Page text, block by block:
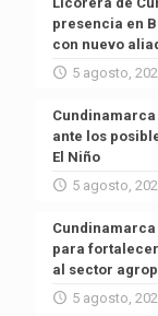
presencia en
con nuevo
5 agosto,
ante los
El Niño
5 agosto,
para
al sector
5 agosto,